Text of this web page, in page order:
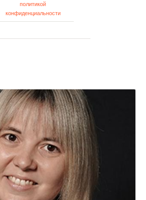
политикой
конфиденциальности